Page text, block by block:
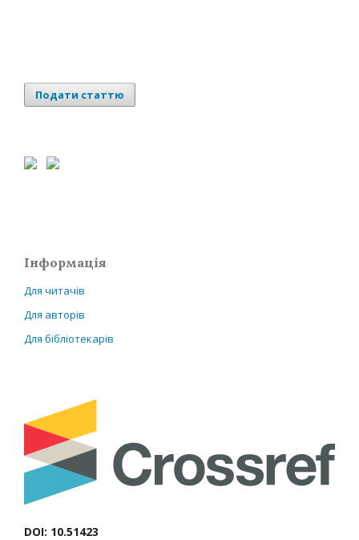
Подати статтю
Інформація
Для читачів
Для авторів
Для бібліотекарів
DOI: 10.51423